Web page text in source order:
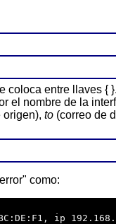
coloca entre llaves {
el nombre de la
origen), to (correo de
como:
ip